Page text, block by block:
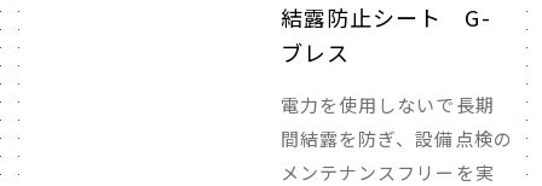
結露防止シート G-
ブレス
電力を使用しないで長期
間結露を防ぎ、設備点検の
メンテナンスフリーを実